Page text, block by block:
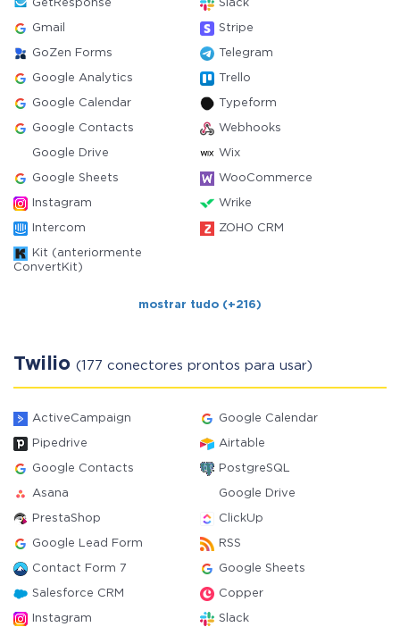
GetResponse Slack
Gmail Stripe
GoZen Forms Telegram
Google Analytics Trello
Google Calendar Typeform
Google Contacts Webhooks
Google Drive Wix
Google Sheets WooCommerce
Instagram Wrike
Intercom ZOHO CRM
Kit (anteriormente
ConvertKit)
mostrar tudo (+216)
Twilio (177 conectores prontos para usar)
ActiveCampaign Google Calendar
Pipedrive Airtable
Google Contacts PostgreSQL
Asana Google Drive
PrestaShop ClickUp
Google Lead Form RSS
Contact Form 7 Google Sheets
Salesforce CRM Copper
Instagram Slack